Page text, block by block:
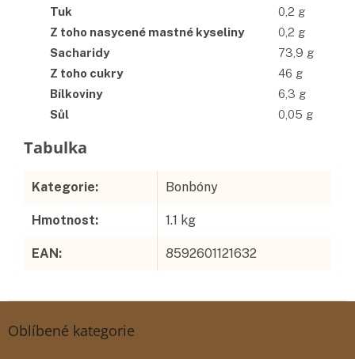
Tuk
0,2 g
Z toho nasycené mastné kyseliny
0,2 g
Sacharidy
73,9 g
Z toho cukry
46 g
Bílkoviny
6,3 g
Sůl
0,05 g
Kategorie: Bonbóny
Hmotnost: 1.1 kg
EAN: 8592601121632
Z
Oblíbené kategorie